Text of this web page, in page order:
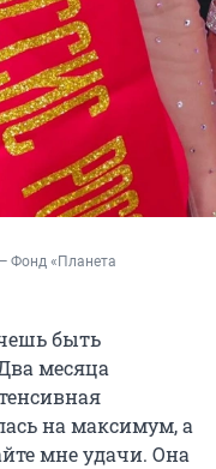
Фонд «Планета
быть
месяца
на максимум, а
мне удачи. Она